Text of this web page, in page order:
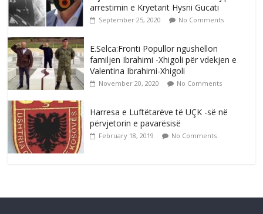
arrestimin e Kryetarit Hysni Gucati
September 25, 2020 No Comments
E.Selca:Fronti Popullor ngushëllon
familjen Ibrahimi -Xhigoli për vdekjen e
Valentina Ibrahimi-Xhigoli
November 20, 2020 No Comments
Harresa e Luftëtarëve të UÇK -së në
përvjetorin e pavarësisë
February 18, 2019 No Comments